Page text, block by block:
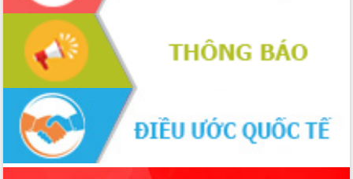
Gặp mặt các cơ quan báo chí nhân Kỷ
niệm 101 năm Ngày Báo chí Cách
mạng Việt Nam
Đắk Lắk sơ kết 4 năm triển khai thực
hiện Đề án 06 của Chính phủ
Họp báo thông tin về Hội nghị Công bố
Quy hoạch và Xúc tiến đầu tư tỉnh Đắk
Lắk
Khơi thông điểm nghẽn, đẩy nhanh
giải ngân vốn khắc phục thiên tai